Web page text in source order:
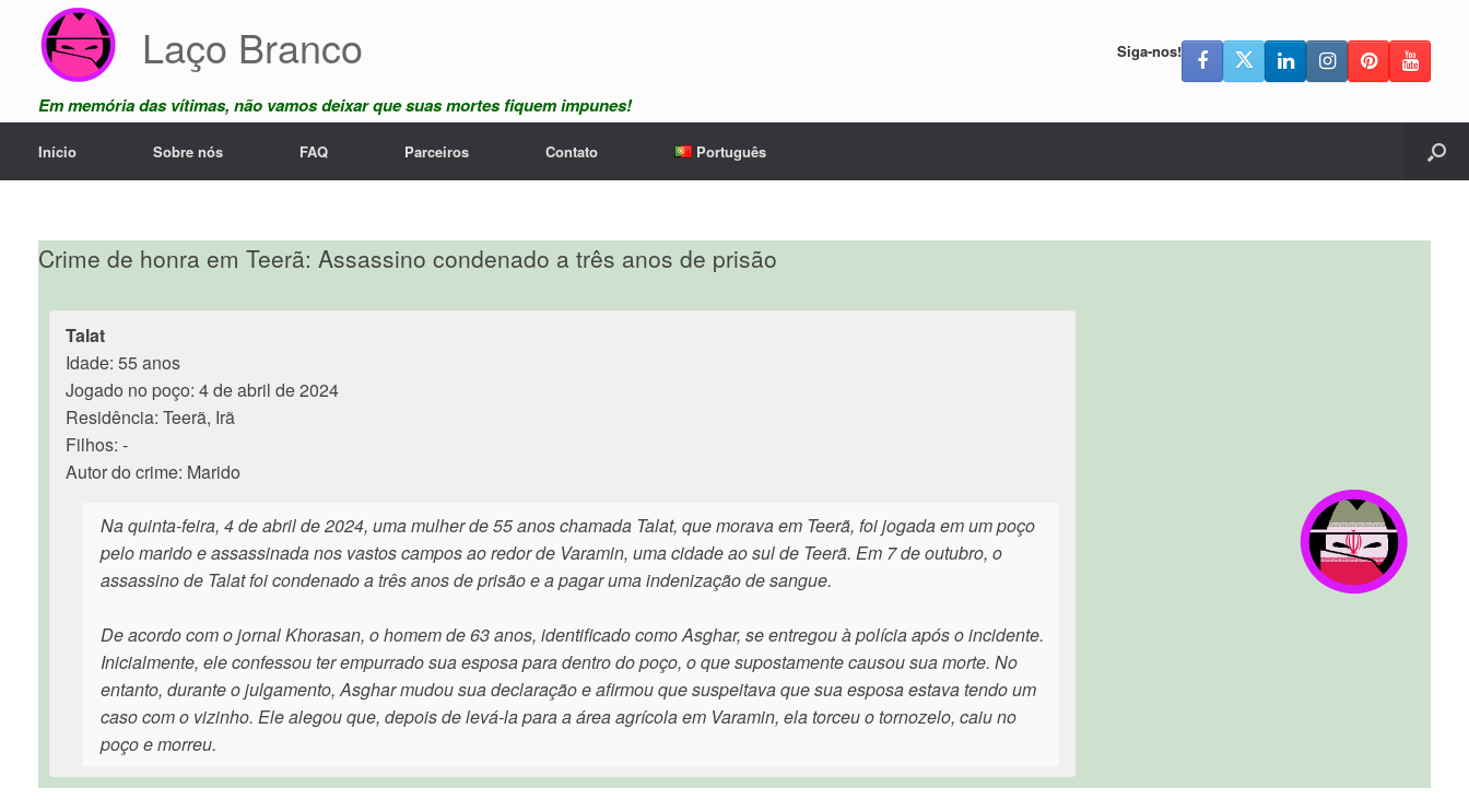
content
Laço Branco
Em memória das vítimas, não vamos deixar que suas mortes fiquem impunes!
Siga-nos!
Início Sobre nós FAQ Parceiros Contato Português
Crime de honra em Teerã: Assassino condenado a três anos de prisão
Talat
Idade: 55 anos
Jogado no poço: 4 de abril de 2024
Residência: Teerã, Irã
Filhos: -
Autor do crime: Marido
Na quinta-feira, 4 de abril de 2024, uma mulher de 55 anos chamada Talat, que morava em Teerã, foi jogada em um poço
pelo marido e assassinada nos vastos campos ao redor de Varamin, uma cidade ao sul de Teerã. Em 7 de outubro, o
assassino de Talat foi condenado a três anos de prisão e a pagar uma indenização de sangue.
De acordo com o jornal Khorasan, o homem de 63 anos, identificado como Asghar, se entregou à polícia após o incidente.
Inicialmente, ele confessou ter empurrado sua esposa para dentro do poço, o que supostamente causou sua morte. No
entanto, durante o julgamento, Asghar mudou sua declaração e afirmou que suspeitava que sua esposa estava tendo um
caso com o vizinho. Ele alegou que, depois de levá-la para a área agrícola em Varamin, ela torceu o tornozelo, caiu no
poço e morreu.